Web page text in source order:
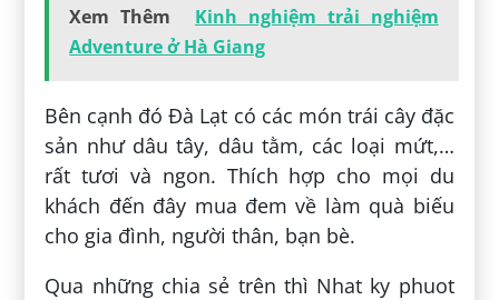
Xem Thêm
Kinh nghiệm trải nghiệm
Adventure ở Hà Giang
Bên cạnh đó Đà Lạt có các món trái cây đặc
sản như dâu tây, dâu tằm, các loại mứt,…
rất tươi và ngon. Thích hợp cho mọi du
khách đến đây mua đem về làm quà biếu
cho gia đình, người thân, bạn bè.
Qua những chia sẻ trên thì Nhat ky phuot